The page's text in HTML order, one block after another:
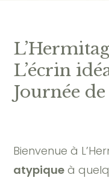
L’écrin
Journée
Bienvenue à
atypique à